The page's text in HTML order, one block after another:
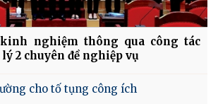
nghiệm thông qua công tác
2 chuyên đề nghiệp vụ
cho tố tụng công ích